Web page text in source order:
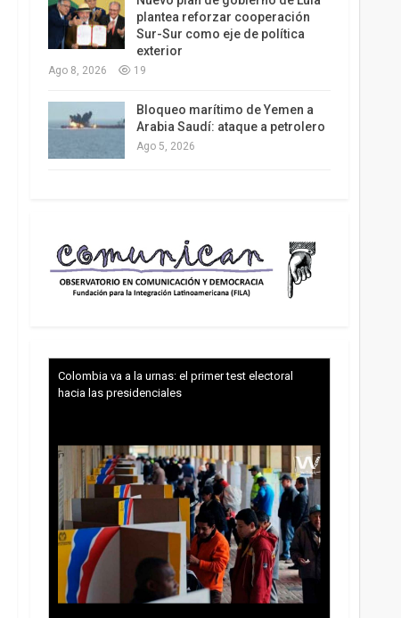
plantea reforzar cooperación
Sur-Sur como eje de política
exterior
Ago 8, 2026 19
Bloqueo marítimo de Yemen a
Arabia Saudí: ataque a petrolero
Ago 5, 2026
Colombia va a la urnas: el primer test electoral
hacia las presidenciales